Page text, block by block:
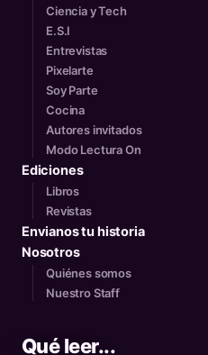
Ciencia y Tech
E.S.I
Entrevistas
Pixelarte
Soy Parte
Cocina
Autores invitados
Modo Lectura On
Ediciones
Libros
Revistas
Envianos tu historia
Nosotros
Quiénes somos
Nuestro Staff
Qué leer...